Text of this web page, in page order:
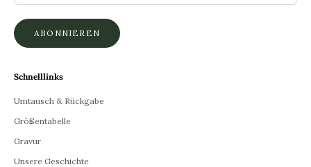
ABONNIEREN
Schnelllinks
Umtausch & Rückgabe
Größentabelle
Gravur
Unsere Geschichte